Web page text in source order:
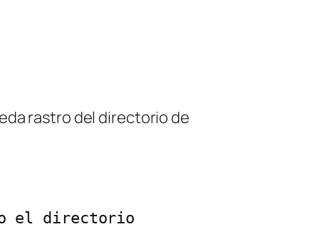
rastro del directorio de
el directorio